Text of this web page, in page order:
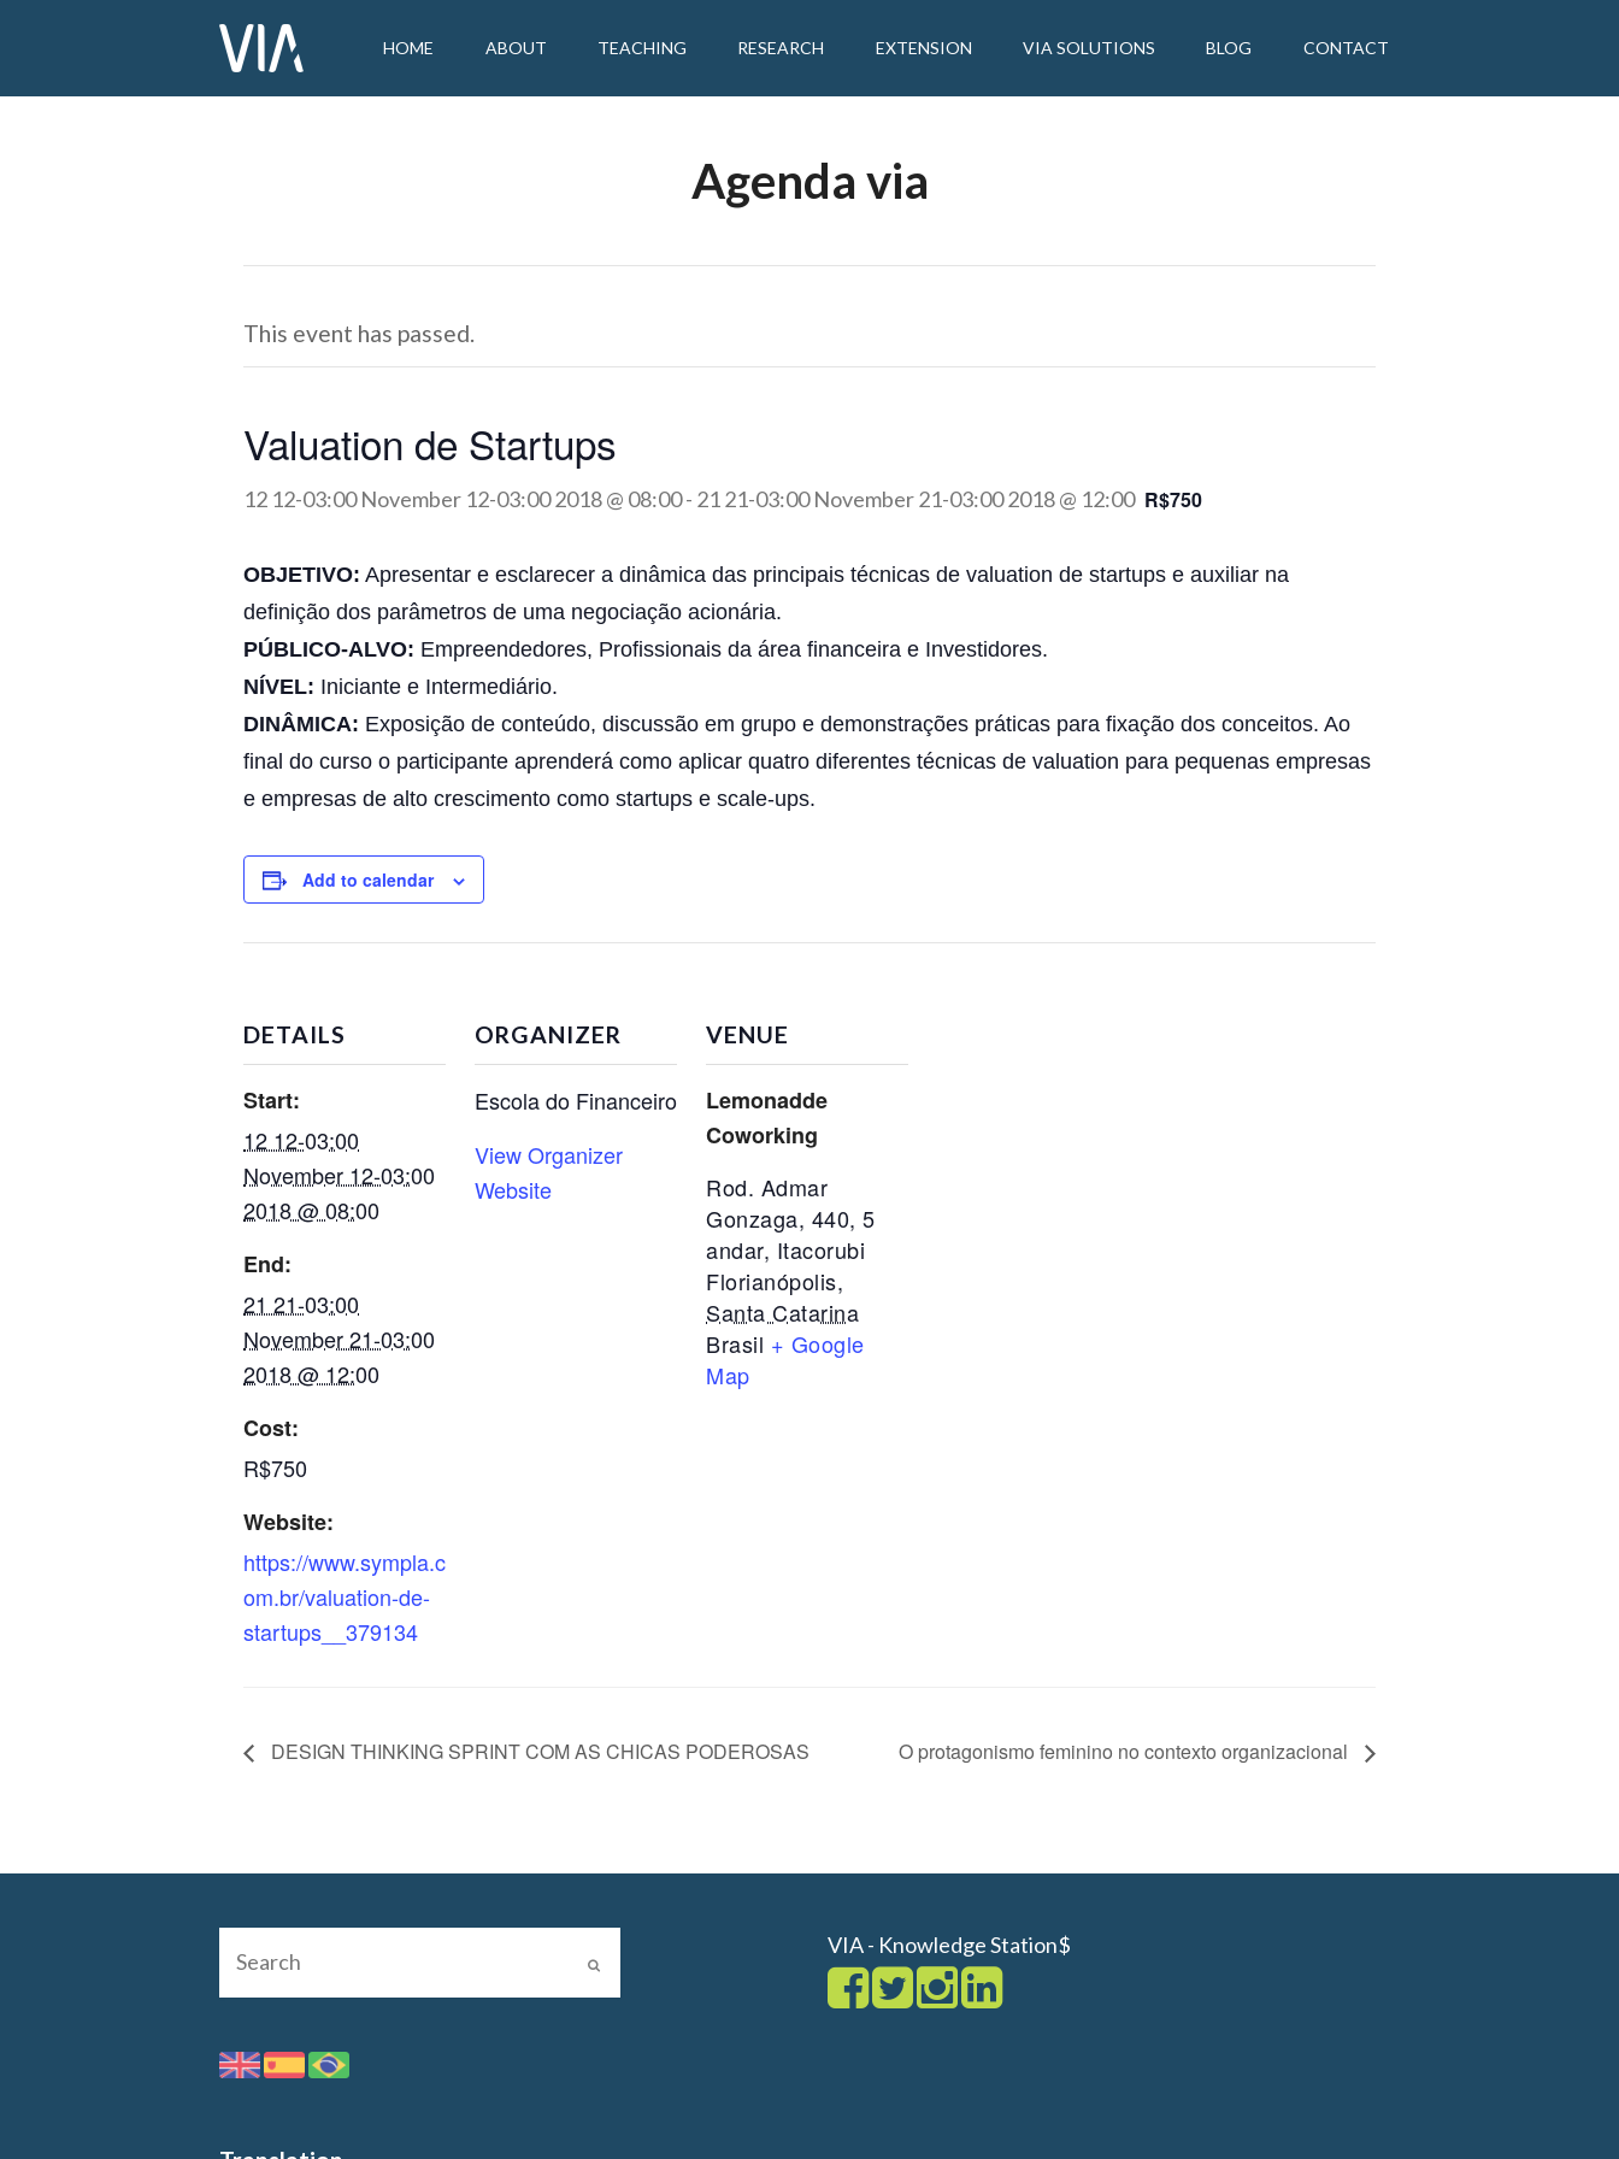
HOME ABOUT TEACHING RESEARCH EXTENSION VIA SOLUTIONS BLOG CONTACT
Agenda via
This event has passed.
Valuation de Startups
12 12-03:00 November 12-03:00 2018 @ 08:00- 21 21-03:00 November 21-03:00 2018 @ 12:00 R$750
OBJETIVO: Apresentar e esclarecer a dinâmica das principais técnicas de valuation de startups e auxiliar na
definição dos parâmetros de uma negociação acionária.
PÚBLICO-ALVO: Empreendedores, Profissionais da área financeira e Investidores.
NÍVEL: Iniciante e Intermediário.
DINÂMICA: Exposição de conteúdo, discussão em grupo e demonstrações práticas para fixação dos conceitos. Ao
final do curso o participante aprenderá como aplicar quatro diferentes técnicas de valuation para pequenas empresas
e empresas de alto crescimento como startups e scale-ups.
Add to calendar
DETAILS
Start:
12 12-03:00
November 12-03:00
2018 @ 08:00
End:
21 21-03:00
November 21-03:00
2018 @ 12:00
Cost:
R$750
Website:
https://www.sympla.c
om.br/valuation-de-
startups__379134
ORGANIZER
Escola do Financeiro
View Organizer
Website
VENUE
Lemonadde
Coworking
Rod. Admar
Gonzaga, 440, 5
andar, Itacorubi
Florianópolis,
Santa Catarina
Brasil + Google
Map
DESIGN THINKING SPRINT COM AS CHICAS PODEROSAS O protagonismo feminino no contexto organizacional
VIA - Knowledge Station$